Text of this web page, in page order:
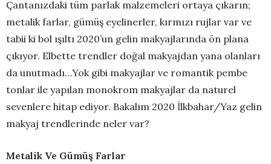
Çantanızdaki tüm parlak malzemeleri ortaya çıkarın;
metalik farlar, gümüş eyelinerler, kırmızı rujlar var ve
tabii ki bol ışıltı 2020’un gelin makyajlarında ön plana
çıkıyor. Elbette trendler doğal makyajdan yana olanları
da unutmadı…Yok gibi makyajlar ve romantik pembe
tonlar ile yapılan monokrom makyajlar da naturel
sevenlere hitap ediyor. Bakalım 2020 İlkbahar/Yaz gelin
makyaj trendlerinde neler var?
Metalik Ve Gümüş Farlar